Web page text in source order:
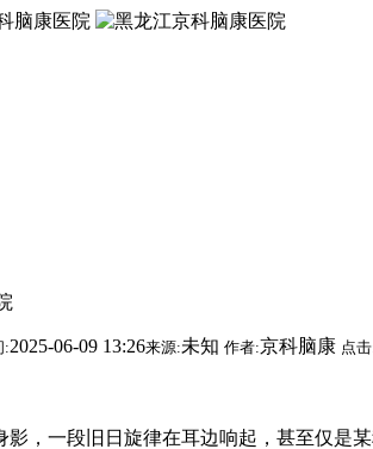
:2025-06-09 13:26来源:未知 作者:京科脑康 点
段旧日旋律在耳边响起，甚至仅是某